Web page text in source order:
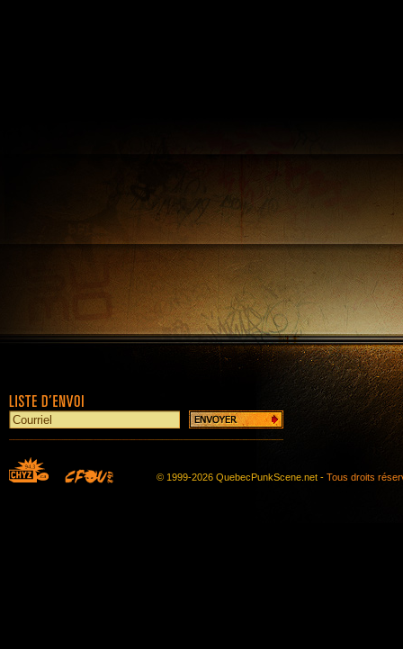
© 1999-2026 QuebecPunkScene.net - Tous droits